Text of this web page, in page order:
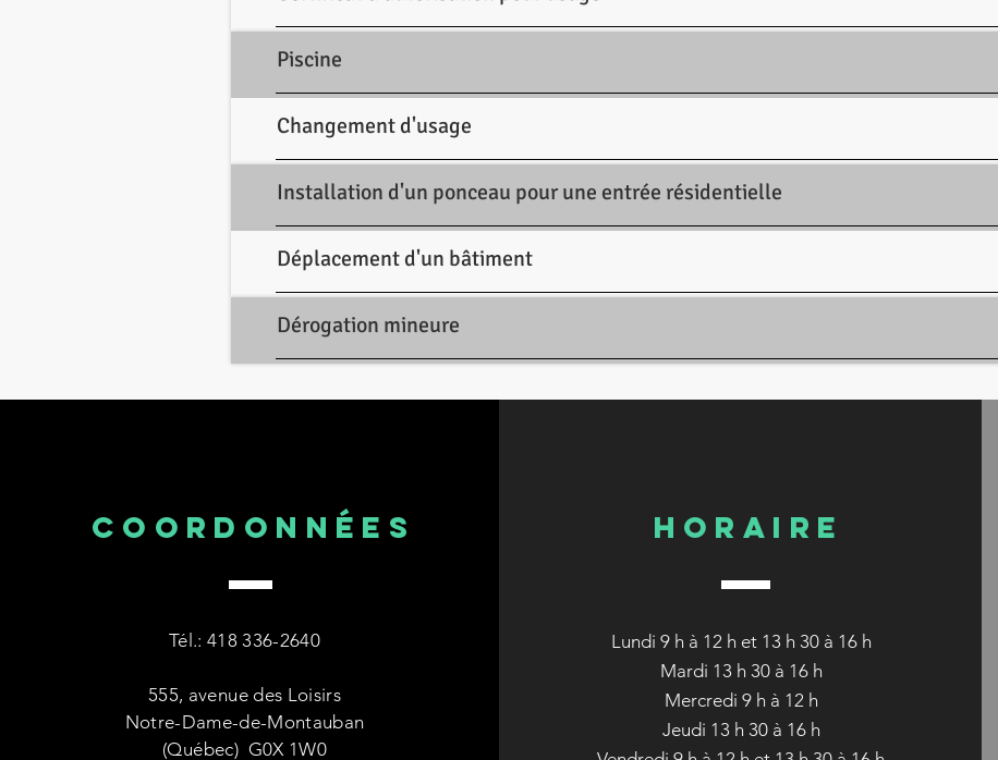
Piscine
Changement d'usage
Installation d'un ponceau pour une entrée résidentielle
Déplacement d'un bâtiment
Dérogation mineure
COORDONNÉES
Tél.: 418 336-2640
555, avenue des Loisirs
Notre-Dame-de-Montauban
(Québec) G0X 1W0
HORAIRE
Lundi 9 h à 12 h et 13 h 30 à 16 h
Mardi 13 h 30 à 16 h
Mercredi 9 h à 12 h
Jeudi 13 h 30 à 16 h